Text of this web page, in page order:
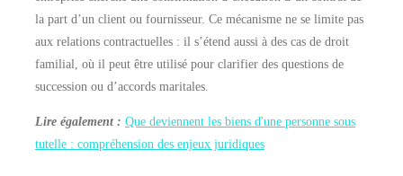
la part d’un client ou fournisseur. Ce mécanisme ne se limite pas
aux relations contractuelles : il s’étend aussi à des cas de droit
familial, où il peut être utilisé pour clarifier des questions de
succession ou d’accords maritales.
Lire également : Que deviennent les biens d'une personne sous
tutelle : compréhension des enjeux juridiques